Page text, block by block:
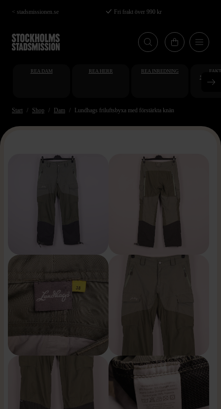
Hoppa
till
huvudinnehåll
< stadsmissionen.se Fri frakt över 990 kr
REA DAM REA HERR REA INREDNING
Start Shop Dam Lundhags friluftsbyxa med förstärkta knän